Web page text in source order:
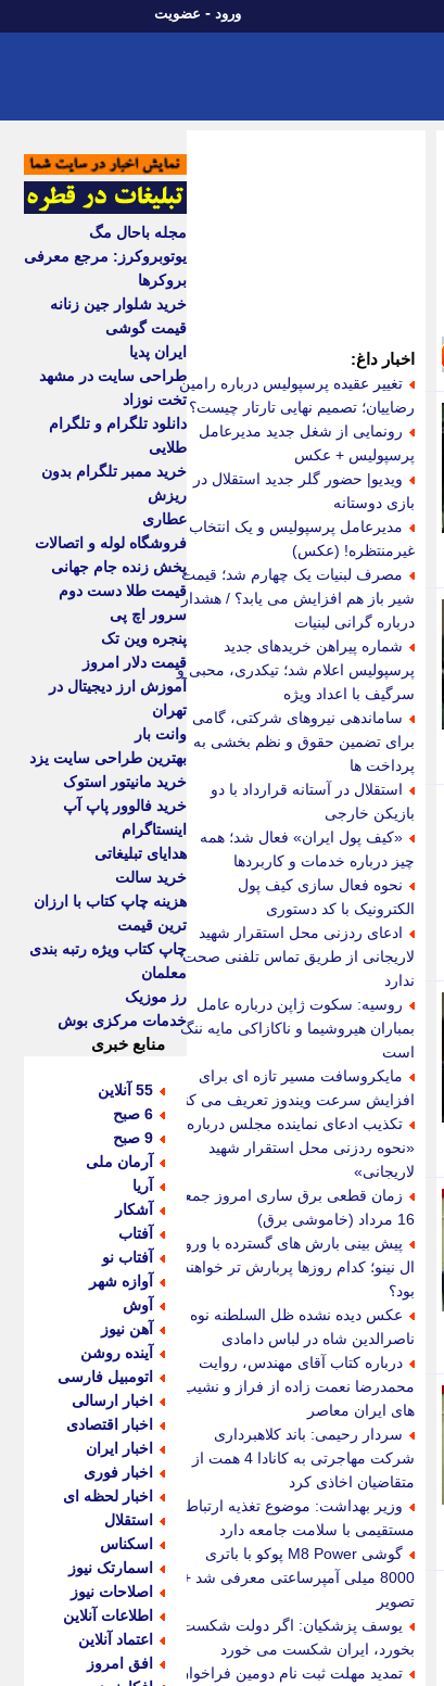
ورود - عضویت
اخبار داغ:
تغییر عقیده پرسپولیس درباره رامین
رضاییان؛ تصمیم نهایی تارتار چیست؟
رونمایی از شغل جدید مدیرعامل
پرسپولیس + عکس
ویدیو| حضور گلر جدید استقلال در
بازی دوستانه
مدیرعامل پرسپولیس و یک انتخاب
غیرمنتظره! (عکس)
مصرف لبنیات یک چهارم شد؛ قیمت
شیر باز هم افزایش می یابد؟ / هشدار
درباره گرانی لبنیات
شماره پیراهن خریدهای جدید
پرسپولیس اعلام شد؛ تیکدری، محبی و
سرگیف با اعداد ویژه
ساماندهی نیروهای شرکتی، گامی
برای تضمین حقوق و نظم بخشی به
پرداخت ها
استقلال در آستانه قرارداد با دو
بازیکن خارجی
«کیف پول ایران» فعال شد؛ همه
چیز درباره خدمات و کاربردها
نحوه فعال سازی کیف پول
الکترونیک با کد دستوری
ادعای ردزنی محل استقرار شهید
لاریجانی از طریق تماس تلفنی صحت
ندارد
روسیه: سکوت ژاپن درباره عامل
بمباران هیروشیما و ناکازاکی مایه ننگ
است
مایکروسافت مسیر تازه ای برای
افزایش سرعت ویندوز تعریف می کند
تکذیب ادعای نماینده مجلس درباره
«نحوه ردزنی محل استقرار شهید
لاریجانی»
زمان قطعی برق ساری امروز جمعه
16 مرداد (خاموشی برق)
پیش بینی بارش های گسترده با ورود
ال نینو؛ کدام روزها پربارش تر خواهند
بود؟
عکس دیده نشده ظل السلطنه نوه
ناصرالدین شاه در لباس دامادی
درباره کتاب آقای مهندس، روایت
محمدرضا نعمت زاده از فراز و نشیب
های ایران معاصر
سردار رحیمی: باند کلاهبرداری
شرکت مهاجرتی به کانادا 4 همت از
متقاضیان اخاذی کرد
وزیر بهداشت: موضوع تغذیه ارتباط
مستقیمی با سلامت جامعه دارد
گوشی M8 Power پوکو با باتری
8000 میلی آمپرساعتی معرفی شد +
تصویر
یوسف پزشکیان: اگر دولت شکست
بخورد، ایران شکست می خورد
تمدید مهلت ثبت نام دومین فراخوان
مجله باحال مگ
یوتوبروکرز: مرجع معرفی
بروکرها
خرید شلوار جین زنانه
قیمت گوشی
ایران پدیا
طراحی سایت در مشهد
تخت نوزاد
دانلود تلگرام و تلگرام
طلایی
خرید ممبر تلگرام بدون
ریزش
عطاری
فروشگاه لوله و اتصالات
پخش زنده جام جهانی
قیمت طلا دست دوم
سرور اچ پی
پنجره وین تک
قیمت دلار امروز
آموزش ارز دیجیتال در
تهران
وانت بار
بهترین طراحی سایت یزد
خرید مانیتور استوک
خرید فالوور پاپ آپ
اینستاگرام
هدایای تبلیغاتی
خرید سالت
هزینه چاپ کتاب با ارزان
ترین قیمت
چاپ کتاب ویژه رتبه بندی
معلمان
رز موزیک
خدمات مرکزی بوش
منابع خبری
55 آنلاین
6 صبح
9 صبح
آرمان ملی
آریا
آشکار
آفتاب
آفتاب نو
آوازه شهر
آوش
آهن نیوز
آینده روشن
اتومبیل فارسی
اخبار ارسالی
اخبار اقتصادی
اخبار ایران
اخبار فوری
اخبار لحظه ای
استقلال
اسکناس
اسمارتک نیوز
اصلاحات نیوز
اطلاعات آنلاین
اعتماد آنلاین
افق امروز